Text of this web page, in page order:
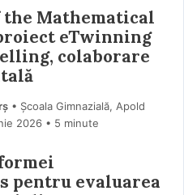
Mathematical
eTwinning
colaborare
• Școala Gimnazială, Apold
2026 • 5 minute
pentru evaluarea